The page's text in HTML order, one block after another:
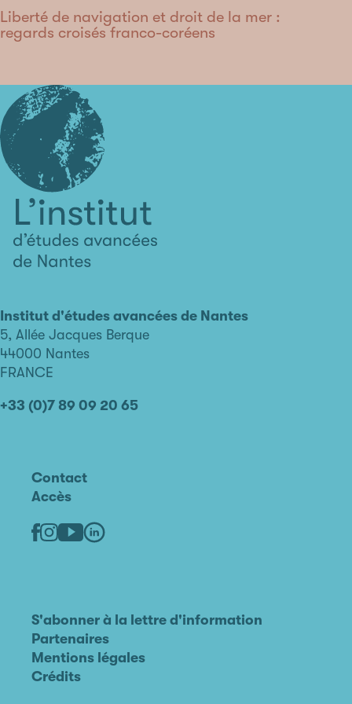
Liberté de navigation et droit de la mer :
regards croisés franco-coréens
avancées
de
Nantes
Institut d'études avancées de Nantes
5, Allée Jacques Berque
44000 Nantes
FRANCE
+33 (0)7 89 09 20 65
Contact
Accès
Facebook
Instagram
YoutubeLinkedin
S'abonner à la lettre d'information
Partenaires
Mentions légales
Crédits